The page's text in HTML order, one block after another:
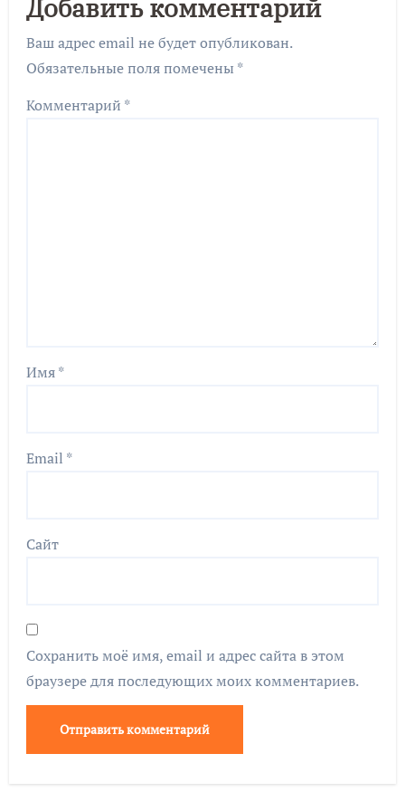
Добавить комментарий
Ваш адрес email не будет опубликован.
Обязательные поля помечены *
Комментарий *
Имя*
Email *
Сайт
Сохранить моё имя, email и адрес сайта в этом
браузере для последующих моих комментариев.